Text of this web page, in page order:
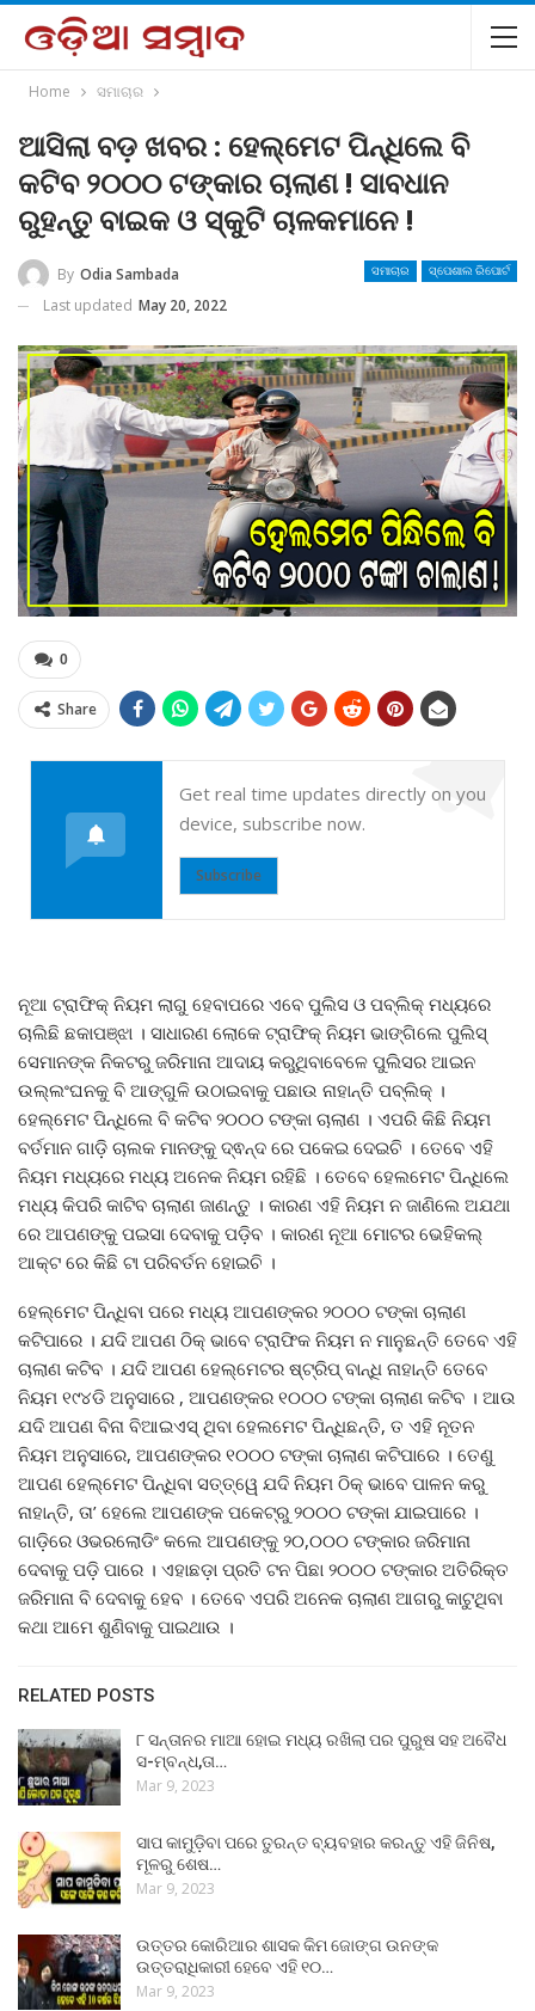
Home ସମାଚାର
ଆସିଲା ବଡ଼ ଖବର : ହେଲ୍‌ମେଟ ପିନ୍ଧିଲେ ବି
କଟିବ ୨୦୦୦ ଟଙ୍କାର ଚାଲାଣ ! ସାବଧାନ
ରୁହନ୍ତୁ ବାଇକ ଓ ସ୍କୁଟି ଚାଳକମାନେ !
ସମାଚାର ସ୍ପେଶାଲ ରିପୋର୍ଟ
By Odia Sambada
Last updated May 20, 2022
0
Share
Get real time updates directly on you
device, subscribe now.
Subscribe
ନୂଆ ଟ୍ରାଫିକ୍ ନିୟମ ଲାଗୁ ହେବାପରେ ଏବେ ପୁଲିସ ଓ ପବ୍ଲିକ୍ ମଧ୍ୟରେ
ଚାଲିଛି ଛକାପଞ୍ଝା । ସାଧାରଣ ଲୋକେ ଟ୍ରାଫିକ୍ ନିୟମ ଭାଙ୍ଗିଲେ ପୁଲିସ୍‌
ସେମାନଙ୍କ ନିକଟରୁ ଜରିମାନା ଆଦାୟ କରୁଥିବାବେଳେ ପୁଲିସର ଆଇନ
ଉଲ୍ଲଂଘନକୁ ବି ଆଙ୍ଗୁଳି ଉଠାଇବାକୁ ପଛାଉ ନାହାନ୍ତି ପବ୍ଲିକ୍ ।
ହେଲ୍‌ମେଟ ପିନ୍ଧିଲେ ବି କଟିବ ୨୦୦୦ ଟଙ୍କା ଚାଲାଣ । ଏପରି କିଛି ନିୟମ
ବର୍ତମାନ ଗାଡ଼ି ଚାଲକ ମାନଙ୍କୁ ଦ୍ଵନ୍ଦ ରେ ପକେଇ ଦେଇଚି । ତେବେ ଏହି
ନିୟମ ମଧ୍ୟରେ ମଧ୍ୟ ଅନେକ ନିୟମ ରହିଛି । ତେବେ ହେଲମେଟ ପିନ୍ଧିଲେ
ମଧ୍ୟ କିପରି କାଟିବ ଚାଲାଣ ଜାଣନ୍ତୁ । କାରଣ ଏହି ନିୟମ ନ ଜାଣିଲେ ଅଯଥା
ରେ ଆପଣଙ୍କୁ ପଇସା ଦେବାକୁ ପଡ଼ିବ । କାରଣ ନୂଆ ମୋଟର ଭେହିକଲ୍‌
ଆକ୍ଟ ରେ କିଛି ଟା ପରିବର୍ତନ ହୋଇଚି ।
ହେଲ୍‌ମେଟ ପିନ୍ଧିବା ପରେ ମଧ୍ୟ ଆପଣଙ୍କର ୨୦୦୦ ଟଙ୍କା ଚାଲାଣ
କଟିପାରେ । ଯଦି ଆପଣ ଠିକ୍ ଭାବେ ଟ୍ରାଫିକ ନିୟମ ନ ମାନୁଛନ୍ତି ତେବେ ଏହି
ଚାଲାଣ କଟିବ । ଯଦି ଆପଣ ହେଲ୍‌ମେଟର ଷ୍ଟ୍ରିପ୍‌ ବାନ୍ଧି ନାହାନ୍ତି ତେବେ
ନିୟମ ୧୯୪ଡି ଅନୁସାରେ , ଆପଣଙ୍କର ୧୦୦୦ ଟଙ୍କା ଚାଲାଣ କଟିବ । ଆଉ
ଯଦି ଆପଣ ବିନା ବିଆଇଏସ୍‌ ଥିବା ହେଲମେଟ ପିନ୍ଧିଛନ୍ତି, ତ ଏହି ନୂତନ
ନିୟମ ଅନୁସାରେ, ଆପଣଙ୍କର ୧୦୦୦ ଟଙ୍କା ଚାଲାଣ କଟିପାରେ । ତେଣୁ
ଆପଣ ହେଲ୍‌ମେଟ ପିନ୍ଧିବା ସତ୍ତ୍ୱେ ଯଦି ନିୟମ ଠିକ୍ ଭାବେ ପାଳନ କରୁ
ନାହାନ୍ତି, ତା’ ହେଲେ ଆପଣଙ୍କ ପକେଟ୍‌ରୁ ୨୦୦୦ ଟଙ୍କା ଯାଇପାରେ ।
ଗାଡ଼ିରେ ଓଭରଲୋଡିଂ କଲେ ଆପଣଙ୍କୁ ୨୦,୦୦୦ ଟଙ୍କାର ଜରିମାନା
ଦେବାକୁ ପଡ଼ି ପାରେ । ଏହାଛଡ଼ା ପ୍ରତି ଟନ ପିଛା ୨୦୦୦ ଟଙ୍କାର ଅତିରିକ୍ତ
ଜରିମାନା ବି ଦେବାକୁ ହେବ । ତେବେ ଏପରି ଅନେକ ଚାଲାଣ ଆଗରୁ କାଟୁଥିବା
କଥା ଆମେ ଶୁଣିବାକୁ ପାଇଥାଉ ।
RELATED POSTS
୮ ସନ୍ତାନର ମାଆ ହୋଇ ମଧ୍ୟ ରଖିଲା ପର ପୁରୁଷ ସହ ଅବୈଧ
ସ-ମ୍ବନ୍ଧ,ତା…
Mar 9, 2023
ସାପ କାମୁଡ଼ିବା ପରେ ତୁରନ୍ତ ବ୍ୟବହାର କରନ୍ତୁ ଏହି ଜିନିଷ,
ମୂଳରୁ ଶେଷ…
Mar 9, 2023
ଉତ୍ତର କୋରିଆର ଶାସକ କିମ ଜୋଙ୍ଗ ଉନଙ୍କ
ଉତ୍ତରାଧିକାରୀ ହେବେ ଏହି ୧୦…
Mar 9, 2023